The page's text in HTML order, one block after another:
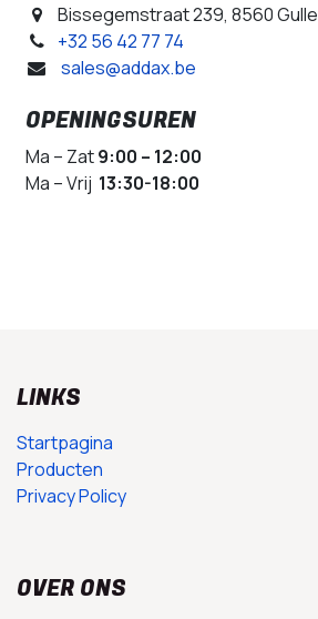
Bissegemstraat 239, 8560
+32 56 42 77 74
sales@addax.be
OPENINGSUREN
Ma – Zat9:00 – 12:00
Ma – Vrij 13:30-18:00
LINKS
Startpagina
Producten
Privacy Policy
OVER ONS